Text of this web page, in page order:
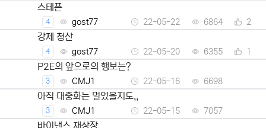
스테픈
4 gost77 22-05-22 6864 2
강제 청산
4 gost77 22-05-20 6355 1
P2E의 앞으로의 행보는?
3 CMJ1 22-05-16 6698
아직 대중화는 멀었을지도,,
3 CMJ1 22-05-15 7057
바이낸스 재상장